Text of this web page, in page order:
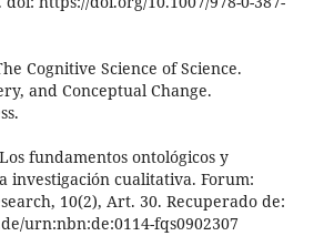
Cognitive Science of Science.
and Conceptual Change.
fundamentos ontológicos y
investigación cualitativa. Forum:
10(2), Art. 30. Recuperado de:
urn:nbn:de:0114-fqs0902307